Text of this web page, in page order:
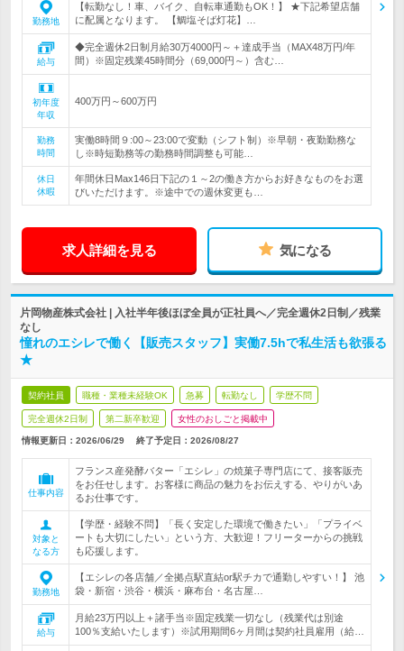
勤務地
【転勤なし！車、バイク、自転車通勤もOK！】 ★下記希望店舗
に配属となります。 【鯛塩そば灯花】…
給与
◆完全週休2日制月給30万4000円～＋達成手当（MAX48万円/年
間）※固定残業45時間分（69,000円～）含む…
初年度
年収
400万円～600万円
勤務
時間
実働8時間９:00～23:00で変動（シフト制）※早朝・夜勤勤務な
し※時短勤務等の勤務時間調整も可能…
休日
休暇
年間休日Max146日下記の１～2の働き方からお好きなものをお選
びいただけます。※途中での週休変更も…
求人詳細を見る 気になる
片岡物産株式会社 | 入社半年後ほぼ全員が正社員へ／完全週休2日制／残業
なし
憧れのエシレで働く【販売スタッフ】実働7.5hで私生活も欲張る
★
契約社員 職種・業種未経験OK 急募 転勤なし 学歴不問
完全週休2日制 第二新卒歓迎 女性のおしごと掲載中
情報更新日：2026/06/29 終了予定日： 2026/08/27
仕事内容
フランス産発酵バター「エシレ」の焼菓子専門店にて、接客販売
をお任せします。お客様に商品の魅力をお伝えする、やりがいあ
るお仕事です。
対象と
なる方
【学歴・経験不問】「長く安定した環境で働きたい」「プライベ
ートも大切にしたい」という方、大歓迎！フリーターからの挑戦
も応援します。
勤務地
【エシレの各店舗／全拠点駅直結or駅チカで通勤しやすい！】 池
袋・新宿・渋谷・横浜・麻布台・名古屋…
給与
月給23万円以上＋諸手当※固定残業一切なし（残業代は別途
100％支給いたします）※試用期間6ヶ月間は契約社員雇用（給…